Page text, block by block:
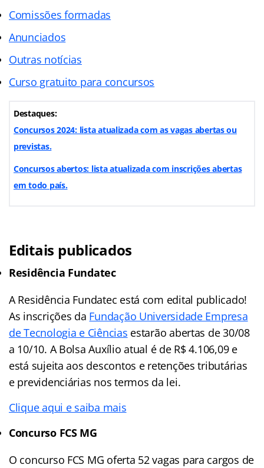
Comissões formadas
Anunciados
Outras notícias
Curso gratuito para concursos
Destaques:
Concursos 2024: lista atualizada com as vagas abertas ou
previstas.
Concursos abertos: lista atualizada com inscrições abertas
em todo país.
Editais publicados
Residência Fundatec
A Residência Fundatec está com edital publicado!
As inscrições da Fundação Universidade Empresa
de Tecnologia e Ciências estarão abertas de 30/08
a 10/10. A Bolsa Auxílio atual é de R$ 4.106,09 e
está sujeita aos descontos e retenções tributárias
e previdenciárias nos termos da lei.
Clique aqui e saiba mais
Concurso FCS MG
O concurso FCS MG oferta 52 vagas para cargos de